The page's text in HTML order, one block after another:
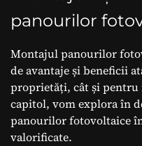
panourilor
Montajul panourilor
de avantaje și beneficii
proprietăți, cât și
capitol, vom explora în
panourilor fotovoltaice
valorificate.